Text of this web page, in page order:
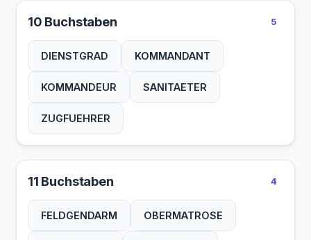
10 Buchstaben 5
DIENSTGRAD KOMMANDANT
KOMMANDEUR SANITAETER
ZUGFUEHRER
11 Buchstaben 4
FELDGENDARM OBERMATROSE